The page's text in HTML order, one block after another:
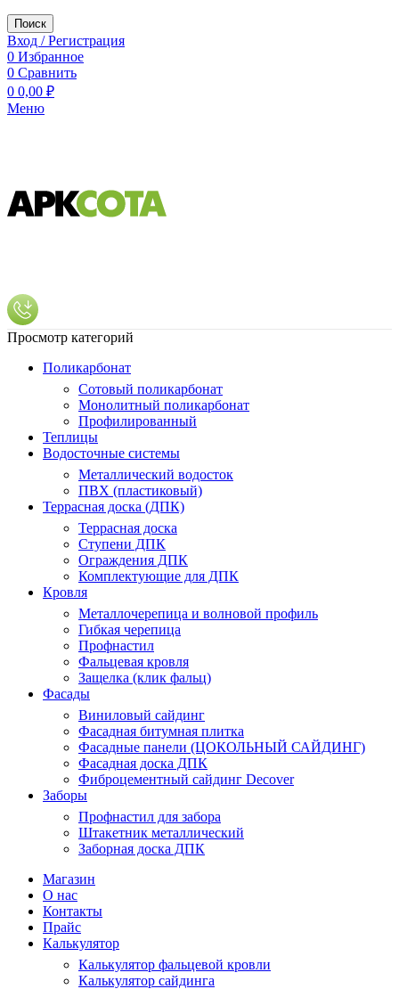
Поиск
Вход / Регистрация
0 Избранное
0 Сравнить
0 0,00 ₽
Меню
Просмотр категорий
Поликарбонат
Сотовый поликарбонат
Монолитный поликарбонат
Профилированный
Теплицы
Водосточные системы
Металлический водосток
ПВХ (пластиковый)
Террасная доска (ДПК)
Террасная доска
Ступени ДПК
Ограждения ДПК
Комплектующие для ДПК
Кровля
Металлочерепица и волновой профиль
Гибкая черепица
Профнастил
Фальцевая кровля
Защелка (клик фальц)
Фасады
Виниловый сайдинг
Фасадная битумная плитка
Фасадные панели (ЦОКОЛЬНЫЙ САЙДИНГ)
Фасадная доска ДПК
Фиброцементный сайдинг Decover
Заборы
Профнастил для забора
Штакетник металлический
Заборная доска ДПК
Магазин
О нас
Контакты
Прайс
Калькулятор
Калькулятор фальцевой кровли
Калькулятор сайдинга